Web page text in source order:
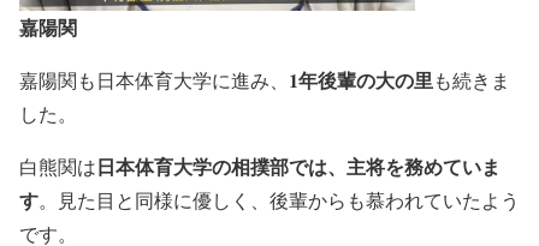
嘉陽関
嘉陽関も日本体育大学に進み、 1年後輩の大の里も続きま
した。
白熊関は日本体育大学の相撲部では、主将を務めていま
す。見た目と同様に優しく、後輩からも慕われていたよう
です。